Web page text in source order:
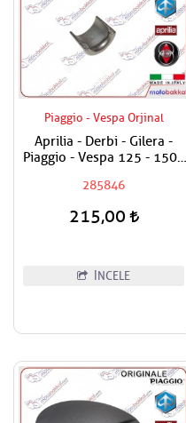
Piaggio - Vespa Orjinal
Aprilia - Derbi - Gilera -
Piaggio - Vespa 125 - 150 -
- 400 - 500 Sübap Tırnağı /
285846
215,00
İNCELE